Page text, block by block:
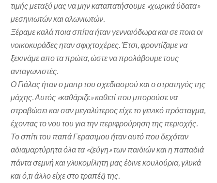
τιμής μεταξύ μας να μην καταπατήσουμε «χωρικά ύδατα»
μεσηνιωτών και αλωνιωτών.
Ξέραμε καλά ποια σπίτια ήταν γενναιόδωρα και σε ποια οι
νοικοκυράδες ηταν σφιχτοχέρες. Έτσι, φροντίζαμε να
ξεκινάμε απο τα πρώτα, ώστε να προλάβουμε τους
ανταγωνιστές.
Ο Γιάλας ήταν ο μαιτρ του σχεδιασμού και ο στρατηγός της
μάχης. Αυτός «καθάριζε» καθετί που μπορούσε να
στραβώσει και σαν μεγαλύτερος είχε το γενικό πρόσταγμα,
έχοντας το νου του για την περιφρούρηση της περιοχής.
Το σπίτι του παπά Γερασιμου ήταν αυτό που δεχόταν
αδιαμαρτύρητα όλα τα «ζεύγη» των παιδιών και η παπαδιά
πάντα σεμνή και γλυκομίλητη μας έδινε κουλούρια, γλυκά
και ό,τι άλλο είχε στο τραπέζι της.